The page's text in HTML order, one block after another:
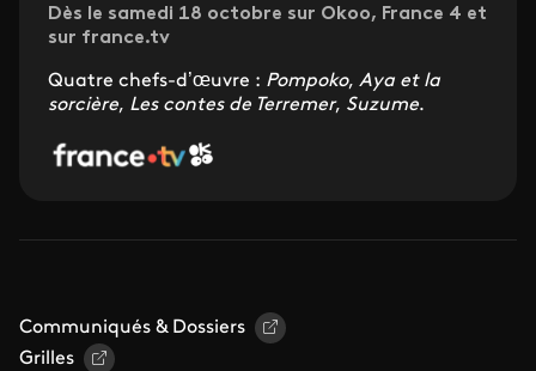
Dès le samedi 18 octobre sur Okoo, France 4 et
sur france.tv
Quatre chefs-d’œuvre : Pompoko, Aya et la
sorcière, Les contes de Terremer, Suzume.
Communiqués & Dossiers
Grilles